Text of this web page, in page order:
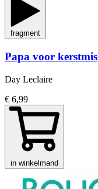
fragment
Papa voor kerstmis
Day Leclaire
€ 6,99
in winkelmand